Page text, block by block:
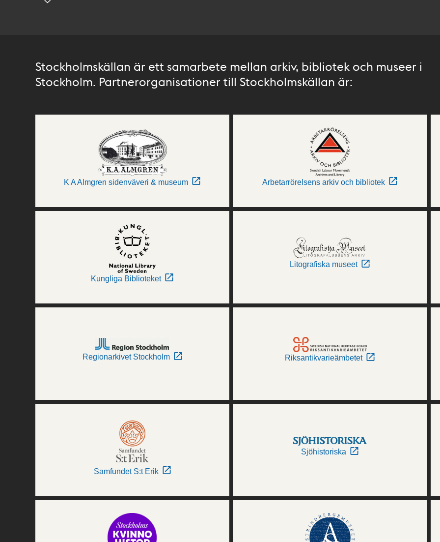
Stockholmskällan är ett samarbete mellan arkiv, bibliotek och museer i
Stockholm. Partnerorganisationer till Stockholmskällan är:
K A Almgren sidenväveri & museum Arbetarrörelsens arkiv och bibliotek
Kungliga Biblioteket
Litografiska museet
Regionarkivet Stockholm Riksantikvarieämbetet
Samfundet S:t Erik
Sjöhistoriska